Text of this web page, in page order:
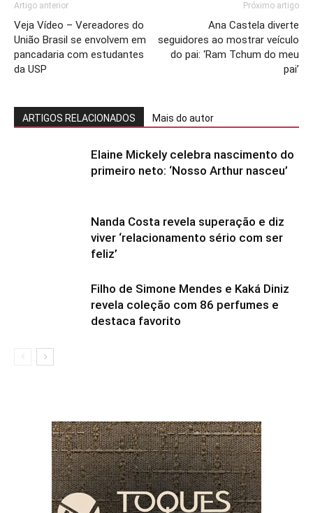
Artigo anterior
Veja Vídeo – Vereadores do
União Brasil se envolvem em
pancadaria com estudantes
da USP
Próximo artigo
Ana Castela diverte
seguidores ao mostrar veículo
do pai: ‘Ram Tchum do meu
pai’
ARTIGOS RELACIONADOS Mais do autor
Elaine Mickely celebra nascimento do
primeiro neto: ‘Nosso Arthur nasceu’
Nanda Costa revela superação e diz
viver ‘relacionamento sério com ser
feliz’
Filho de Simone Mendes e Kaká Diniz
revela coleção com 86 perfumes e
destaca favorito